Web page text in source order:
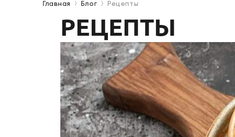
Главная Блог Рецепты
РЕЦЕПТЫ